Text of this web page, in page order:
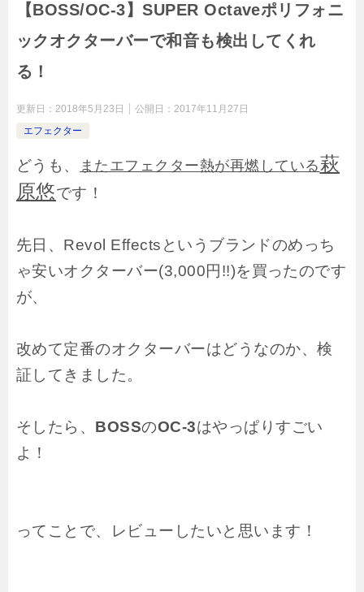
【BOSS/OC-3】SUPER Octaveポリフォニ
ックオクターバーで和音も検出してくれ
る！
更新日： 2018年5月23日 公開日： 2017年11月27日
エフェクター
どうも、 またエフェクター熱が再燃している萩
原悠です！
先日、Revol Effectsというブランドのめっち
ゃ安いオクターバー(3,000円!!)を買ったのです
が、
改めて定番のオクターバーはどうなのか、検
証してきました。
そしたら、 BOSSのOC-3はやっぱりすごい
よ！
ってことで、レビューしたいと思います！